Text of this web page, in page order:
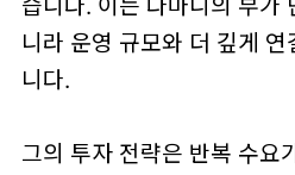
습니다. 이는 다마니의 부가
니라 운영 규모와 더 깊게
니다.
그의 투자 전략은 반복 수요